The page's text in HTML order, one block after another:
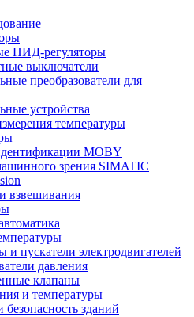
ПИД-регуляторы
выключатели
преобразователи для
устройства
температуры
MOBY
зрения SIMATIC
взвешивания
и пускатели электродвигателей
давления
клапаны
и температуры
зданий